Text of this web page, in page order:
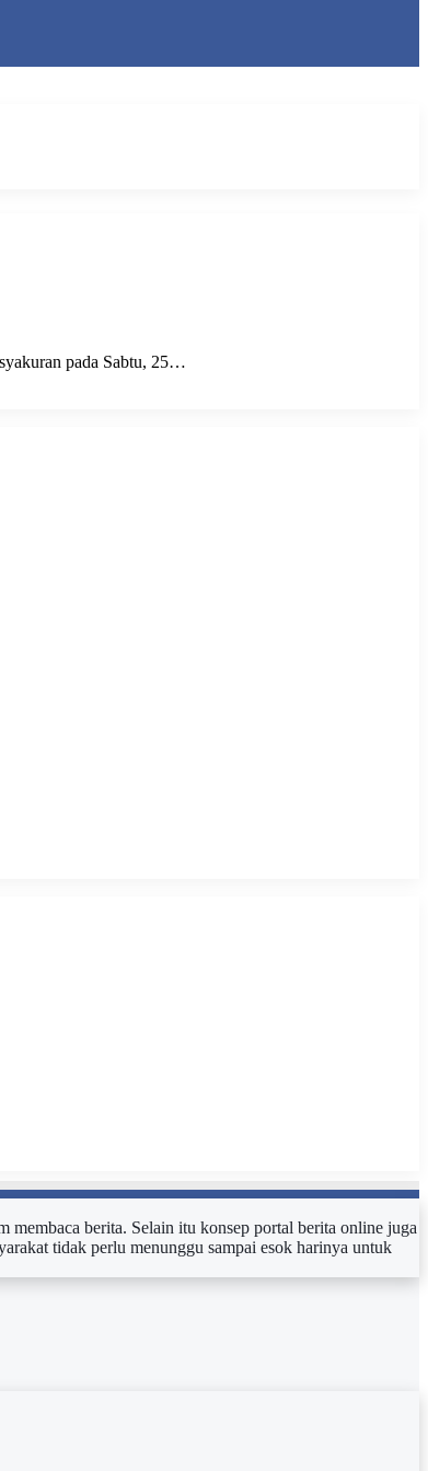
pada Sabtu, 25…
membaca berita. Selain itu konsep portal berita online juga
tidak perlu menunggu sampai esok harinya untuk